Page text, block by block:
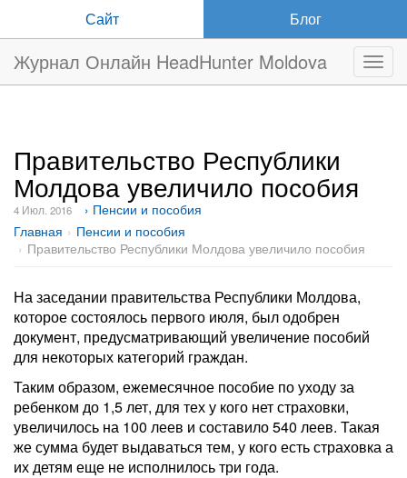
Сайт Блог
Журнал Онлайн HeadHunter Moldova
Правительство Республики
Молдова увеличило пособия
4 Июл. 2016
› Пенсии и пособия
Главная
Пенсии и пособия
Правительство Республики Молдова увеличило пособия
На заседании правительства Республики Молдова,
которое состоялось первого июля, был одобрен
документ, предусматривающий увеличение пособий
для некоторых категорий граждан.
Таким образом, ежемесячное пособие по уходу за
ребенком до 1,5 лет, для тех у кого нет страховки,
увеличилось на 100 леев и составило 540 леев. Такая
же сумма будет выдаваться тем, у кого есть страховка а
их детям еще не исполнилось три года.